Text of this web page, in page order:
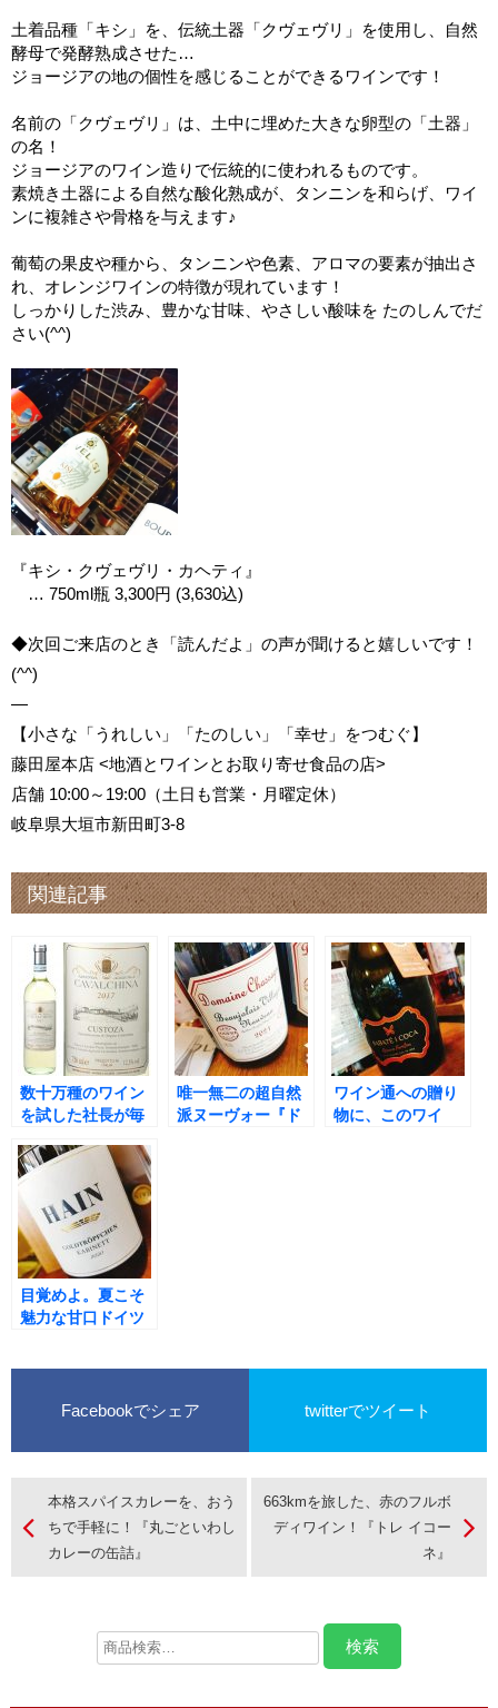
土着品種「キシ」を、伝統土器「クヴェヴリ」を使用し、自然
酵母で発酵熟成させた…
ジョージアの地の個性を感じることができるワインです！
名前の「クヴェヴリ」は、土中に埋めた大きな卵型の「土器」
の名！
ジョージアのワイン造りで伝統的に使われるものです。
素焼き土器による自然な酸化熟成が、タンニンを和らげ、ワイ
ンに複雑さや骨格を与えます♪
葡萄の果皮や種から、タンニンや色素、アロマの要素が抽出さ
れ、オレンジワインの特徴が現れています！
しっかりした渋み、豊かな甘味、やさしい酸味を たのしんでだ
さい(^^)
『キシ・クヴェヴリ・カヘティ』
… 750ml瓶 3,300円 (3,630込)
◆次回ご来店のとき「読んだよ」の声が聞けると嬉しいです！
(^^)
—
【小さな「うれしい」「たのしい」「幸せ」をつむぐ】
藤田屋本店 <地酒とワインとお取り寄せ食品の店>
店舗 10:00～19:00（土日も営業・月曜定休）
岐阜県大垣市新田町3-8
関連記事
数十万種のワイン
を試した社長が毎
きワイン！
唯一無二の超自然
派ヌーヴォー『ド
ワイン通への贈り
物に、このワイ
目覚めよ。夏こそ
魅力な甘口ドイツ
Facebookでシェア twitterでツイート
本格スパイスカレーを、おう
ちで手軽に！『丸ごといわし
カレーの缶詰』
663kmを旅した、赤のフルボ
ディワイン！『トレ イコー
ネ』